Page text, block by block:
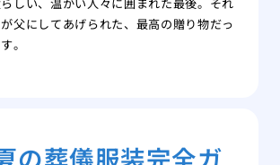
しい、温かい人々に囲まれた最後。それ
父にしてあげられた、最高の贈り物だっ
。